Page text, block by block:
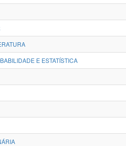
E ESTATÍSTICA